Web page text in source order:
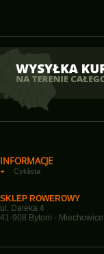
INFORMACJE
Cyklista
SKLEP ROWEROWY
ul. Daleka 4
41-908 Bytom - Miechowice